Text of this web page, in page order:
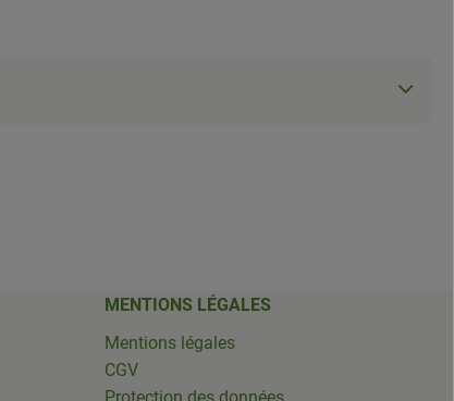
MENTIONS LÉGALES
Mentions légales
CGV